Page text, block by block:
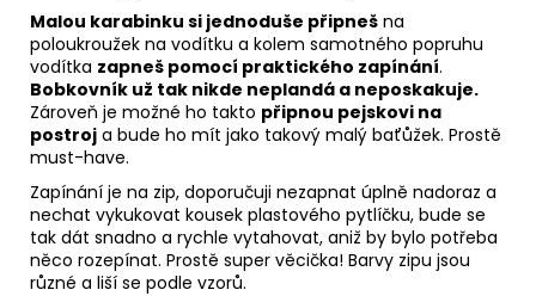
Malou karabinku si jednoduše připneš na
poloukroužek na vodítku a kolem samotného popruhu
vodítka zapneš pomocí praktického zapínání.
Bobkovník už tak nikde neplandá a neposkakuje.
Zároveň je možné ho takto připnou pejskovi na
postroj a bude ho mít jako takový malý baťůžek. Prostě
must-have.
Zapínání je na zip, doporučuji nezapnat úplně nadoraz a
nechat vykukovat kousek plastového pytlíčku, bude se
tak dát snadno a rychle vytahovat, aniž by bylo potřeba
něco rozepínat. Prostě super věcička! Barvy zipu jsou
různé a liší se podle vzorů.